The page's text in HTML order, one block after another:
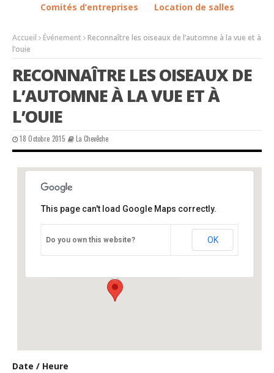
Comités d’entreprises
Location de salles
Accueil Événement
Reconnaître les oiseaux de l’automne à la vue et à
l’ouie
RECONNAÎTRE LES OISEAUX DE
L’AUTOMNE À LA VUE ET À
L’OUIE
18 Octobre 2015 La Chevêche
office de tourisme, Saint-Junien, 87
Événements
This page can't load Google Maps correctly.
Do you own this website? OK
Date / Heure